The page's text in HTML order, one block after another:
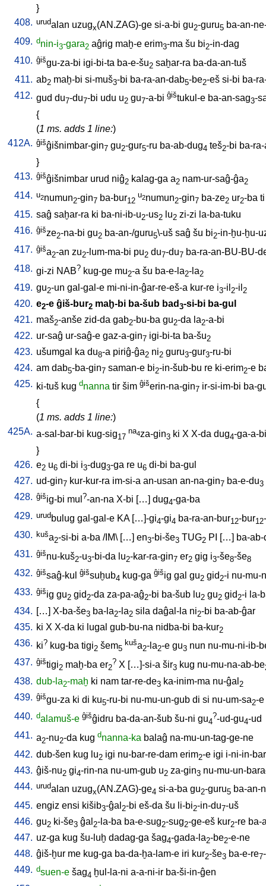
}
408. urudalan uzugx(AN.ZAG)-ge si-a-bi gu2-guru5 ba-an-
409. dnin-i3-gara2 aĝrig maḫ-e erim3-ma šu bi2-in-dag
410. ĝišgu-za-bi igi-bi-ta ba-e-šu2 saḫar-ra ba-da-an-tuš
411. ab2 maḫ-bi si-muš3-bi ba-ra-an-dab5-be2-eš si-bi ba-
412. gud du7-du7-bi udu u2 gu7-a-bi ĝištukul-e ba-an-sag3-
{
(1 ms. adds 1 line:)
412A. ĝišĝišnimbar-gin7 gu2-gur5-ru ba-ab-dug4 teš2-bi ba-
}
413. ĝišĝišnimbar urud niĝ2 kalag-ga a2 nam-ur-saĝ-ĝa2
414. u2numun2-gin7 ba-bur12
u2numun2-gin7 ba-ze2 ur2-ba ti
415. saĝ saḫar-ra ki ba-ni-ib-u2-us2 lu2 zi-zi la-ba-tuku
416. ĝišze2-na-bi gu2 ba-an-/guru5\-uš saĝ šu bi2-in-ḫu-ḫu-
417. ĝiša2-an zu2-lum-ma-bi pu2 du7-du7 ba-ra-an-BU-BU-
418. gi-zi NAB? kug-ge mu2-a šu ba-e-la2-la2
419. gu2-un gal-gal-e mi-ni-in-ĝar-re-eš-a kur-re i3-il 2-il 2
420. e2-e ĝiš-bur2 maḫ-bi ba-šub bad 3-si-bi ba-gul
421. maš2-anše zid-da gab2-bu-ba gu2-da la2-a-bi
422. ur-saĝ ur-saĝ-e gaz-a-gin7 igi-bi-ta ba-šu2
423. ušumgal ka du8-a piriĝ-ĝa2 ni2 guru3-gur3-ru-bi
424. am dab5-ba-gin7 saman-e bi2-in-šub-bu re ki-erim2-e
425. ki-tuš kug dnanna tir šim ĝišerin-na-gin7 ir-si-im-bi ba-
{
(1 ms. adds 1 line:)
425A. a-sal-bar-bi kug-sig17
na4za-gin3 ki X X-da dug4-ga-a-bi
}
426. e2 u6 di-bi i3-dug3-ga re u6 di-bi ba-gul
427. ud-gin7 kur-kur-ra im-si-a an-usan an-na-gin7 ba-e-du3
428. ĝišig-bi mul ?-an-na X-bi […] dug4-ga-ba
429. urudbulug gal-gal-e KA[…]-gi4-gi4 ba-ra-an-bur12-bur12
430. kuša2-si-bi a-ba /IM\ […] en3-bi-še3 TUG2 PI […] ba-
431. ĝišnu-kuš2-u3-bi-da lu2-kar-ra-gin7 er2 gig i3-še8-še8
432. ĝišsaĝ-kul ĝišsuḫub4 kug-ga ĝišig gal gu2 gid2-i nu-mu-
433. ĝišig gu2 gid2-da za-pa-aĝ2-bi ba-šub lu2 gu2 gid2-i la-
434. […] X-ba-še3 ba-la2-la2 sila daĝal-la ni2-bi ba-ab-ĝar
435. ki X X-da ki lugal gub-bu-na nidba-bi ba-kur2
436. ki? kug-ba tigi2 šem5
kuša2-la2-e gu3 nun nu-mu-ni-ib-
437. ĝištigi2 maḫ-ba er2
? X […]-si-a šir3 kug nu-mu-na-ab-be
438. dub-la2-maḫ ki nam tar-re-de3 ka-inim-ma nu-ĝal 2
439. ĝišgu-za ki di ku5-ru-bi nu-mu-un-gub di si nu-um-sa2-e
440. dalamuš-e ĝišĝidru ba-da-an-šub šu-ni gu4
?-ud-gu4-ud
441. a2-nu2-da kug dnanna-ka balaĝ na-mu-un-tag-ge-ne
442. dub-šen kug lu2 igi nu-bar-re-dam erim2-e igi i-ni-in-bar
443. ĝiš-nu2 gi4-rin-na nu-um-gub u2 za-gin3 nu-mu-un-
444. urudalan uzugx(AN.ZAG)-ge4 si-a-ba gu2-guru5 ba-an-
445. engiz ensi kišib3-ĝal 2-bi eš-da šu li-bi2-in-du7-uš
446. gu2 ki-še3 ĝal 2-la-ba ba-e-sug2-sug2-ge-eš kur2-re ba-
447. uz-ga kug šu-luḫ dadag-ga šag4-gada-la2-be2-e-ne
448. ĝiš-ḫur me kug-ga ba-da-ḫa-lam-e iri kur2-še3 ba-e-re7
449. dsuen-e šag4 ḫul-la-ni a-a-ni-ir ba-ši-in-ĝen